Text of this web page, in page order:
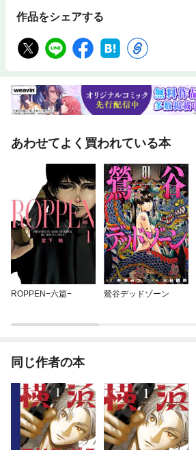
作品をシェアする
あわせてよく買われている本
ROPPEN−六篇− 鶯谷デッドゾーン
同じ作者の本